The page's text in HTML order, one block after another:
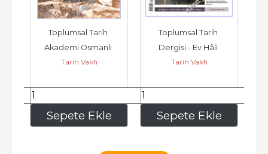
Sepete Ekle
Toplumsal Tarih
Akademi Osmanlı
Türkiye Çalışmaları
Tarih Vakfı
351,00 Sepete Ekle
Toplumsal Tarih
Dergisi - Ev Hâli
Osmanlı'dan
Tarih Vakfı
225,00